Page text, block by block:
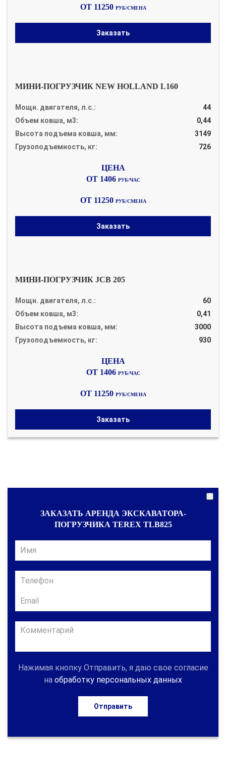
ОТ 11250 РУБ/СМЕНА
Заказать
МИНИ-ПОГРУЗЧИК NEW HOLLAND L160
Мощн. двигателя, л.с.:
44
Объем ковша, м3:
0,44
Высота подъема ковша, мм:
3149
Грузоподъемность, кг:
726
ОТ 1406 РУБ/ЧАС
ОТ 11250 РУБ/СМЕНА
Заказать
МИНИ-ПОГРУЗЧИК JCB 205
Мощн. двигателя, л.с.:
60
Объем ковша, м3:
0,41
Высота подъема ковша, мм:
3000
Грузоподъемность, кг:
930
ОТ 1406 РУБ/ЧАС
ОТ 11250 РУБ/СМЕНА
Заказать
ЗАКАЗАТЬ АРЕНДА ЭКСКАВАТОРА-
ПОГРУЗЧИКА TEREX TLB825
Нажимая кнопку Отправить, я даю свое согласие
на обработку персональных данных
Отправить